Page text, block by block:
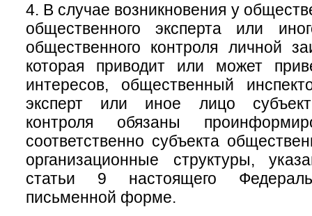
4. В случае возникновения у
общественного эксперта или
общественного контроля личной
которая приводит или может
интересов, общественный
эксперт или иное лицо
контроля обязаны
соответственно субъекта
организационные структуры,
статьи 9 настоящего
письменной форме.